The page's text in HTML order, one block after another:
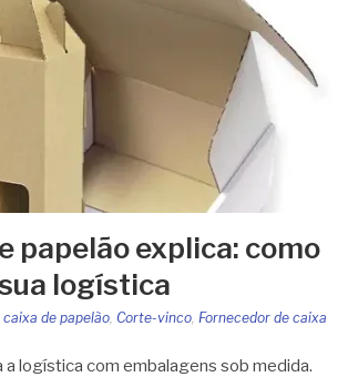
papelão explica: como
logística
caixa de papelão Corte-vinco Fornecedor de caixa
logística com embalagens sob medida.